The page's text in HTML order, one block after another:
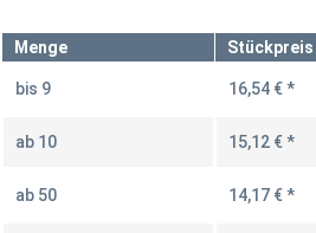
Menge Stückpreis
bis 9 16,54 € *
ab 10 15,12 € *
ab 50 14,17 € *